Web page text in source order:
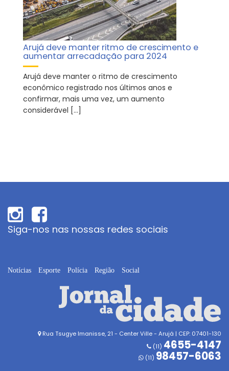
Arujá deve manter ritmo de crescimento e
aumentar arrecadação para 2024
Arujá deve manter o ritmo de crescimento
econômico registrado nos últimos anos e
confirmar, mais uma vez, um aumento
considerável […]
Siga-nos nas nossas redes sociais
Notícias Esporte Polícia Região Social
Rua Tsugye Imanisse, 21 - Center Ville - Arujá | CEP: 07401-130
(11) 4655-4147
(11) 98457-6063